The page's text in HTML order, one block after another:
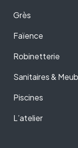
Grès
Faïence
Robinetterie
Sanitaires &
Piscines
L’atelier